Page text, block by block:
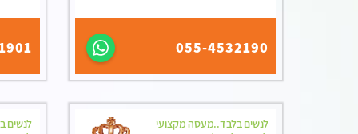
055-4532190
לנשים בלבד..מעסה מקצועי
לנשים